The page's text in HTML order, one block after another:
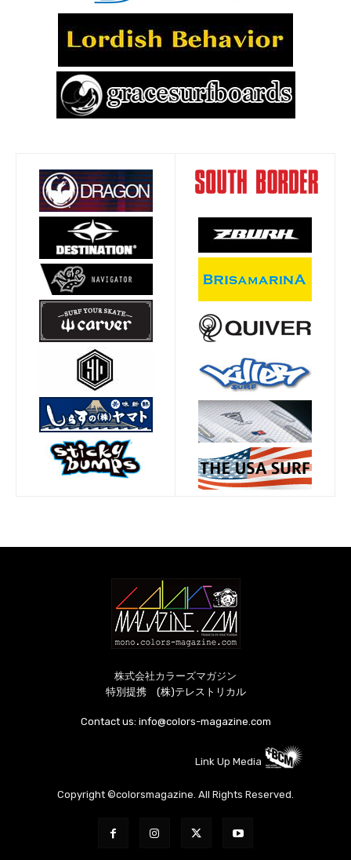
株式会社カラーズマガジン
特別提携 (株)テレストリカル
Contact us: info@colors-magazine.com
Link Up Media
Copyright ©colorsmagazine. All Rights Reserved.